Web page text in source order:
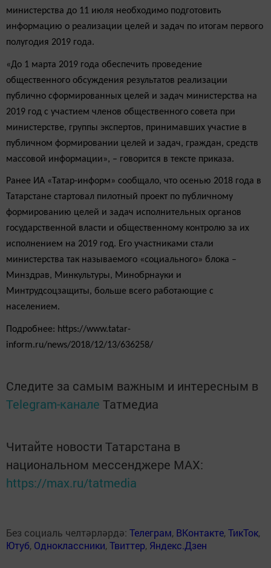
министерства до 11 июля необходимо подготовить
информацию о реализации целей и задач по итогам первого
полугодия 2019 года.
«До 1 марта 2019 года обеспечить проведение
общественного обсуждения результатов реализации
публично сформированных целей и задач министерства на
2019 год с участием членов общественного совета при
министерстве, группы экспертов, принимавших участие в
публичном формировании целей и задач, граждан, средств
массовой информации», – говорится в тексте приказа.
Ранее ИА «Татар-информ» сообщало, что осенью 2018 года в
Татарстане стартовал пилотный проект по публичному
формированию целей и задач исполнительных органов
государственной власти и общественному контролю за их
исполнением на 2019 год. Его участниками стали
министерства так называемого «социального» блока –
Минздрав, Минкультуры, Минобрнауки и
Минтрудсоцзащиты, больше всего работающие с
населением.
Подробнее: https://www.tatar-
inform.ru/news/2018/12/13/636258/
Следите за самым важным и интересным в
Telegram-канале Татмедиа
Читайте новости Татарстана в
национальном мессенджере MАХ:
https://max.ru/tatmedia
Без социаль челтәрләрдә: Телеграм, ВКонтакте,ТикТок,
Ютуб, Одноклассники,Твиттер, Яндекс.Дзен